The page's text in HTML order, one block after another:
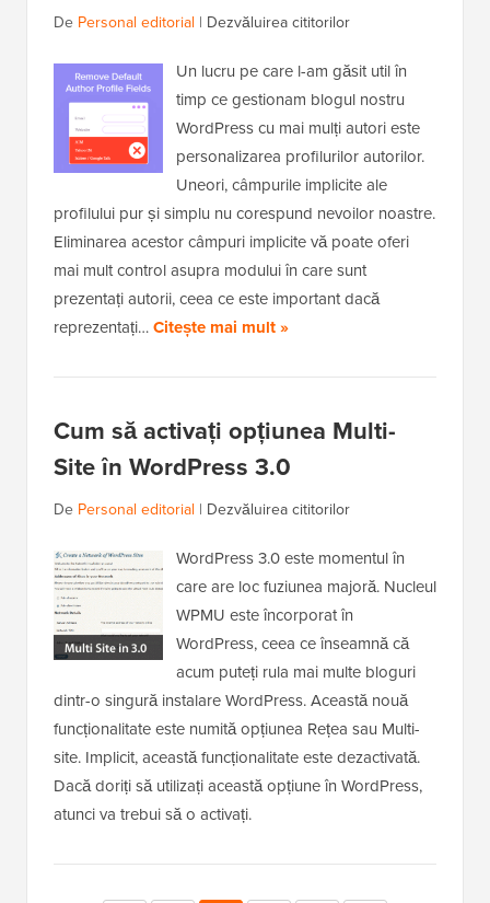
De Personal editorial | Dezvăluirea cititorilor
Un lucru pe care l-am găsit util în
timp ce gestionam blogul nostru
WordPress cu mai mulți autori este
personalizarea profilurilor autorilor.
Uneori, câmpurile implicite ale
profilului pur și simplu nu corespund nevoilor noastre.
Eliminarea acestor câmpuri implicite vă poate oferi
mai mult control asupra modului în care sunt
prezentați autorii, ceea ce este important dacă
reprezentați…Citește mai mult »
Cum să activați opțiunea Multi-
Site în WordPress 3.0
De Personal editorial | Dezvăluirea cititorilor
WordPress 3.0 este momentul în
care are loc fuziunea majoră. Nucleul
WPMU este încorporat în
WordPress, ceea ce înseamnă că
acum puteți rula mai multe bloguri
dintr-o singură instalare WordPress. Această nouă
funcționalitate este numită opțiunea Rețea sau Multi-
site. Implicit, această funcționalitate este dezactivată.
Dacă doriți să utilizați această opțiune în WordPress,
atunci va trebui să o activați.